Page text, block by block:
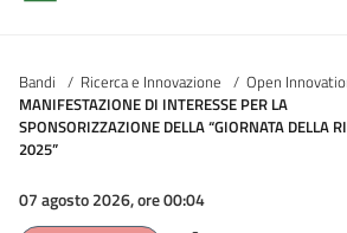
Bandi / Ricerca e Innovazione / Open
MANIFESTAZIONE DI INTERESSE PER LA
SPONSORIZZAZIONE DELLA “GIORNATA DELLA
2025”
07 agosto 2026, ore 00:04